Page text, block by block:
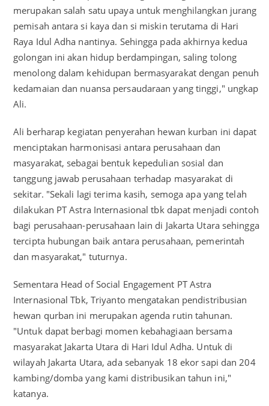
merupakan salah satu upaya untuk menghilangkan jurang
pemisah antara si kaya dan si miskin terutama di Hari
Raya Idul Adha nantinya. Sehingga pada akhirnya kedua
golongan ini akan hidup berdampingan, saling tolong
menolong dalam kehidupan bermasyarakat dengan penuh
kedamaian dan nuansa persaudaraan yang tinggi," ungkap
Ali.
Ali berharap kegiatan penyerahan hewan kurban ini dapat
menciptakan harmonisasi antara perusahaan dan
masyarakat, sebagai bentuk kepedulian sosial dan
tanggung jawab perusahaan terhadap masyarakat di
sekitar. "Sekali lagi terima kasih, semoga apa yang telah
dilakukan PT Astra Internasional tbk dapat menjadi contoh
bagi perusahaan-perusahaan lain di Jakarta Utara sehingga
tercipta hubungan baik antara perusahaan, pemerintah
dan masyarakat," tuturnya.
Sementara Head of Social Engagement PT Astra
Internasional Tbk, Triyanto mengatakan pendistribusian
hewan qurban ini merupakan agenda rutin tahunan.
"Untuk dapat berbagi momen kebahagiaan bersama
masyarakat Jakarta Utara di Hari Idul Adha. Untuk di
wilayah Jakarta Utara, ada sebanyak 18 ekor sapi dan 204
kambing/domba yang kami distribusikan tahun ini,"
katanya.